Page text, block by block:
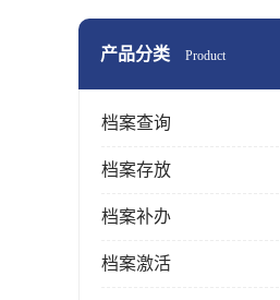
产品分类 Product
档案查询
档案存放
档案补办
档案激活